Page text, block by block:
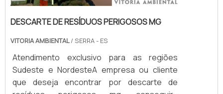
DESCARTE DE RESÍDUOS PERIGOSOS MG
VITORIA AMBIENTAL/ SERRA - ES
Atendimento exclusivo para as regiões
Sudeste e NordesteA empresa ou cliente
que deseja encontrar por descarte de